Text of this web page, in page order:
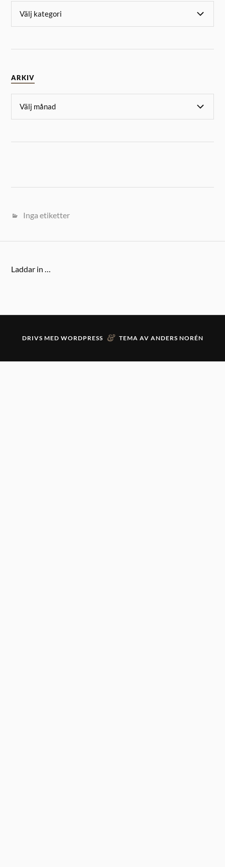
ARKIV
Inga etiketter
Laddar in …
DRIVS MED WORDPRESS & TEMA AV ANDERS NORÉN